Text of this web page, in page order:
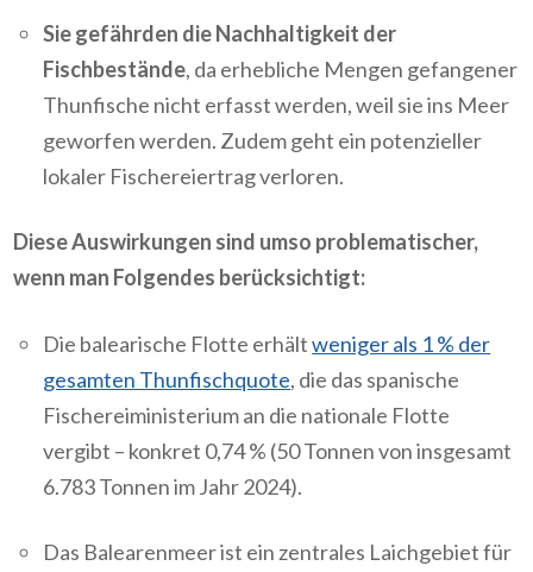
Sie gefährden die Nachhaltigkeit der
Fischbestände, da erhebliche Mengen gefangener
Thunfische nicht erfasst werden, weil sie ins Meer
geworfen werden. Zudem geht ein potenzieller
lokaler Fischereiertrag verloren.
Diese Auswirkungen sind umso problematischer,
wenn man Folgendes berücksichtigt:
Die balearische Flotte erhältweniger als 1 % der
gesamten Thunfischquote, die das spanische
Fischereiministerium an die nationale Flotte
vergibt – konkret 0,74 % (50 Tonnen von insgesamt
6.783 Tonnen im Jahr 2024).
Das Balearenmeer ist ein zentrales Laichgebiet für